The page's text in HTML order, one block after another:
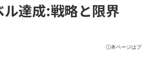
達成:戦略と限界
ⓘ本ページはプ